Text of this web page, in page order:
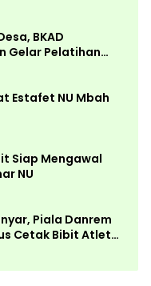
BKAD
Gelar Pelatihan
Estafet NU Mbah
Siap Mengawal
NU
Piala Danrem
Cetak Bibit Atlet